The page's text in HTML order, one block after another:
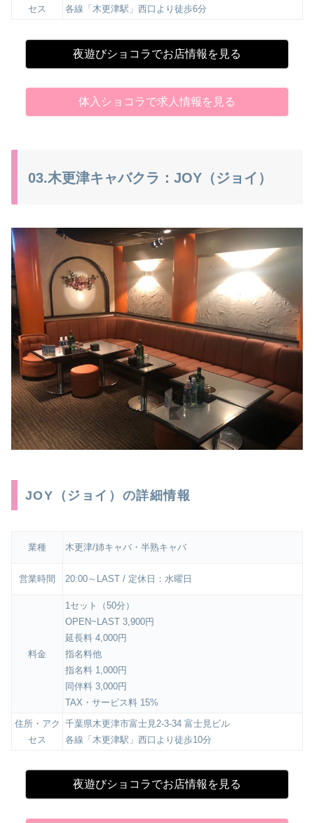
セス
各線「木更津駅」西口より徒歩6分
夜遊びショコラでお店情報を見る
体入ショコラで求人情報を見る
03.木更津キャバクラ：JOY（ジョイ）
JOY（ジョイ）の詳細情報
業種 木更津/姉キャバ・半熟キャバ
営業時間 20:00～LAST / 定休日：水曜日
料金
1セット（50分）
OPEN~LAST 3,900円
延長料 4,000円
指名料他
指名料 1,000円
同伴料 3,000円
TAX・サービス料 15%
住所・アク
セス
千葉県木更津市富士見2-3-34 富士見ビル
各線「木更津駅」西口より徒歩10分
夜遊びショコラでお店情報を見る